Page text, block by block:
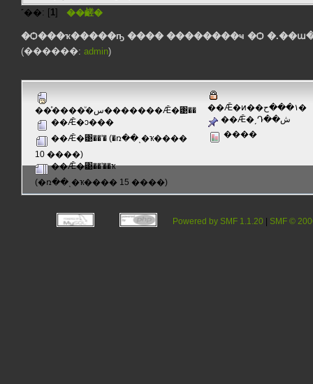
˹��: [1] ��鹺�
�Ѻ���ҡ�����ҧ ���� ��������ҹ �Ѻ
(������: admin)
��ͤ����ͧ�س�������Ǣ�͹��
��Ǣ�ͻ���
��Ǣ�͹��ʹ� (�ռ��ͺ�ҡ����
10 ����)
��Ǣ�͹��ʹ��ҡ
(�ռ��ͺ�ҡ���� 15 ����)
��Ǣ�ͷ��١���ح�
��Ǣ�͵Դ��ش
����
Powered by SMF 1.1.20 | SMF ©